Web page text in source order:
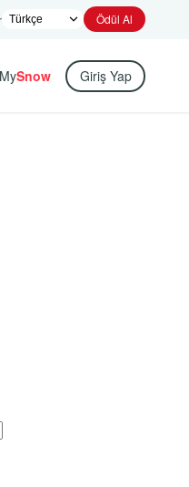
Ödül Al
MySnow Giriş Yap